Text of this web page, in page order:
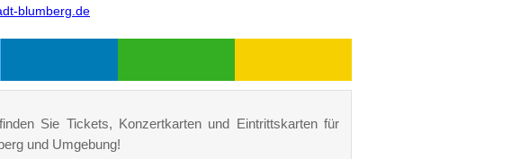
blumberg.de
Sie Tickets, Konzertkarten und Eintrittskarten für
und Umgebung!